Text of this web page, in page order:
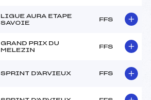
LIGUE AURA ETAPE
SAVOIE
FFS
GRAND PRIX DU
MELEZIN
FFS
SPRINT D'ARVIEUX FFS